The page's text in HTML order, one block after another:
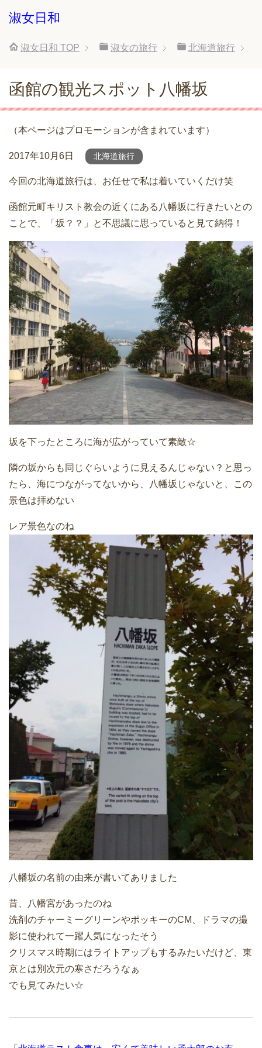
淑女日和
淑女日和 TOP 淑女の旅行 北海道旅行
函館の観光スポット八幡坂
（本ページはプロモーションが含まれています）
2017年10月6日 北海道旅行
今回の北海道旅行は、お任せで私は着いていくだけ笑
函館元町キリスト教会の近くにある八幡坂に行きたいとの
ことで、「坂？？」と不思議に思っていると見て納得！
坂を下ったところに海が広がっていて素敵☆
隣の坂からも同じぐらいように見えるんじゃない？と思っ
たら、海につながってないから、八幡坂じゃないと、この
景色は拝めない
レア景色なのね
八幡坂の名前の由来が書いてありました
昔、八幡宮があったのね
洗剤のチャーミーグリーンやポッキーのCM、ドラマの撮
影に使われて一躍人気になったそう
クリスマス時期にはライトアップもするみたいだけど、東
京とは別次元の寒さだろうなぁ
でも見てみたい☆